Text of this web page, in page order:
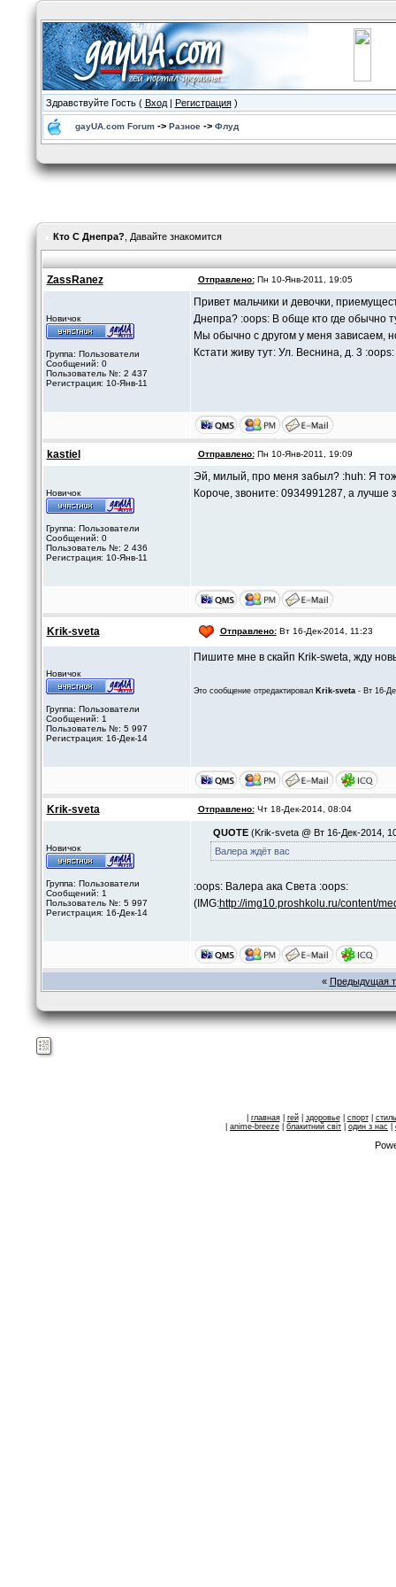
Здравствуйте Гость ( Вход| Регистрация)
gayUA.com Forum-> Разное-> Флуд
Кто С Днепра? , Давайте знакомится
ZassRanez Отправлено:Пн 10-Янв-2011, 19:05
Новичок
Группа: Пользователи
Сообщений: 0
Пользователь №: 2 437
Регистрация: 10-Янв-11
Привет мальчики и девочки,
Днепра? :oops: В обще кто где обычно
Мы обычно с другом у меня зависаем,
Кстати живу тут: Ул. Веснина, д. 3 :oops:
kastiel Отправлено:Пн 10-Янв-2011, 19:09
Новичок
Группа: Пользователи
Сообщений: 0
Пользователь №: 2 436
Регистрация: 10-Янв-11
Эй, милый, про меня забыл? :huh: Я
Короче, звоните: 0934991287, а лучше
Krik-sveta Отправлено:Вт 16-Дек-2014, 11:23
Новичок
Группа: Пользователи
Сообщений: 1
Пользователь №: 5 997
Регистрация: 16-Дек-14
Пишите мне в скайп Krik-sweta, жду
Это сообщение отредактировал Krik-sveta- Вт 16-
Krik-sveta Отправлено:Чт 18-Дек-2014, 08:04
Новичок
Группа: Пользователи
Сообщений: 1
Пользователь №: 5 997
Регистрация: 16-Дек-14
QUOTE(Krik-sveta @ Вт 16-Дек-2014,
Валера ждёт вас
:oops: Валера ака Света :oops:
(IMG:http://img10.proshkolu.ru/content/
« Предыдущая
главная| гей| здоровье| спорт| стиль
anime-breeze блакитний свiт один з нас